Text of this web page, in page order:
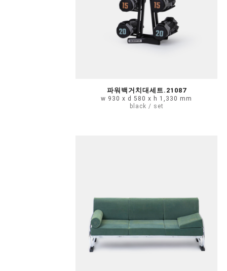
파워백거치대세트.21087
w 930 x d 580 x h 1,330 mm
black / set